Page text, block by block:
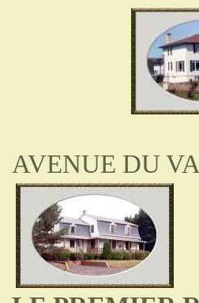
AVENUE DU